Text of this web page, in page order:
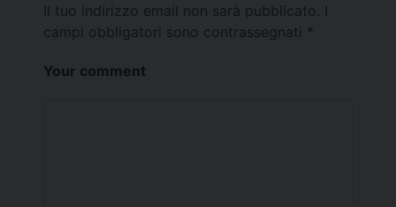
Il tuo indirizzo email non sarà pubblicato.
campi obbligatori sono contrassegnati *
Your comment